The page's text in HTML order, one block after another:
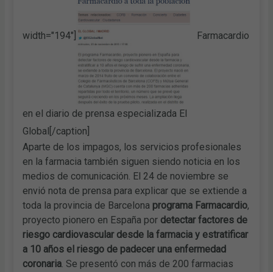
width="194"] Farmacardio
en el diario de prensa especializada El
Global[/caption]
Aparte de los impagos, los servicios profesionales
en la farmacia también siguen siendo noticia en los
medios de comunicación. El 24 de noviembre se
envió nota de prensa para explicar que se extiende a
toda la provincia de Barcelona programa Farmacardio,
proyecto pionero en España por detectar factores de
riesgo cardiovascular desde la farmacia y estratificar
a 10 años el riesgo de padecer una enfermedad
coronaria. Se presentó con más de 200 farmacias